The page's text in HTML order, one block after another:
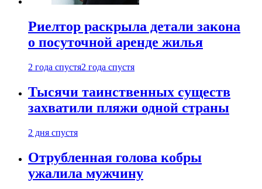
Риелтор раскрыла детали закона
о посуточной аренде жилья
2 года спустя2 года спустя
Тысячи таинственных существ
захватили пляжи одной страны
2 дня спустя
Отрубленная голова кобры
ужалила мужчину